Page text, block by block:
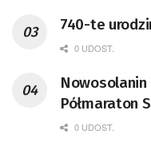
740-te
0 UDOST.
Nowosolanin
Półmaraton
0 UDOST.